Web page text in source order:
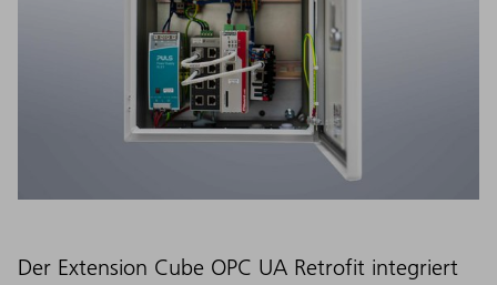
Der Extension Cube OPC UA Retrofit integriert